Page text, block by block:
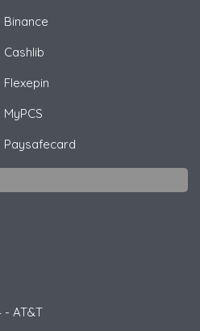
Binance
Cashlib
Flexepin
MyPCS
Paysafecard
- AT&T